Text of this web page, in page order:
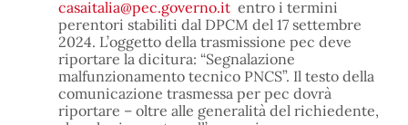
casaitalia@pec.governo.it entro i termini
perentori stabiliti dal DPCM del 17 settembre
2024. L’oggetto della trasmissione pec deve
riportare la dicitura: “Segnalazione
malfunzionamento tecnico PNCS”. Il testo della
comunicazione trasmessa per pec dovrà
riportare – oltre alle generalità del richiedente,